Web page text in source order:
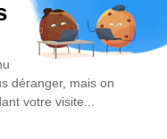
à travers des
est un lieu
de Jean-Paul
est